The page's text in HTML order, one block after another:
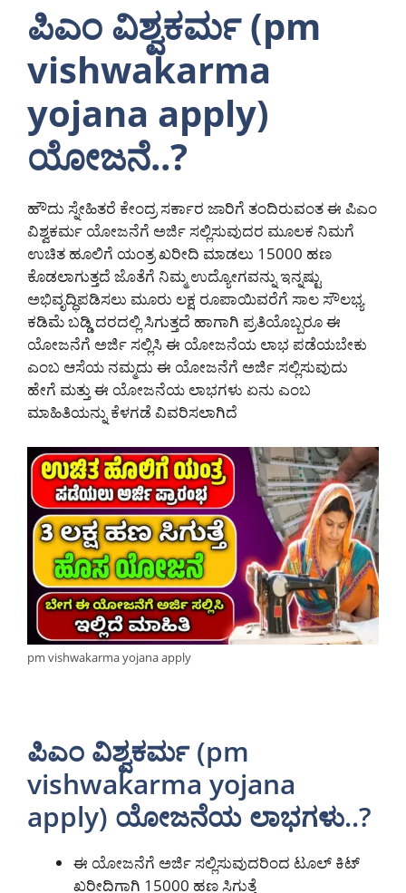
ಪಿಎಂ ವಿಶ್ವಕರ್ಮ (pm
vishwakarma
yojana apply)
ಯೋಜನೆ..?
ಹೌದು ಸ್ನೇಹಿತರೆ ಕೇಂದ್ರ ಸರ್ಕಾರ ಜಾರಿಗೆ ತಂದಿರುವಂತ ಈ ಪಿಎಂ
ವಿಶ್ವಕರ್ಮ ಯೋಜನೆಗೆ ಅರ್ಜಿ ಸಲ್ಲಿಸುವುದರ ಮೂಲಕ ನಿಮಗೆ
ಉಚಿತ ಹೂಲಿಗೆ ಯಂತ್ರ ಖರೀದಿ ಮಾಡಲು 15000 ಹಣ
ಕೊಡಲಾಗುತ್ತದೆ ಜೊತೆಗೆ ನಿಮ್ಮ ಉದ್ಯೋಗವನ್ನು ಇನ್ನಷ್ಟು
ಅಭಿವೃದ್ಧಿಪಡಿಸಲು ಮೂರು ಲಕ್ಷ ರೂಪಾಯಿವರೆಗೆ ಸಾಲ ಸೌಲಭ್ಯ
ಕಡಿಮೆ ಬಡ್ಡಿ ದರದಲ್ಲಿ ಸಿಗುತ್ತದೆ ಹಾಗಾಗಿ ಪ್ರತಿಯೊಬ್ಬರೂ ಈ
ಯೋಜನೆಗೆ ಅರ್ಜಿ ಸಲ್ಲಿಸಿ ಈ ಯೋಜನೆಯ ಲಾಭ ಪಡೆಯಬೇಕು
ಎಂಬ ಆಸೆಯ ನಮ್ಮದು ಈ ಯೋಜನೆಗೆ ಅರ್ಜಿ ಸಲ್ಲಿಸುವುದು
ಹೇಗೆ ಮತ್ತು ಈ ಯೋಜನೆಯ ಲಾಭಗಳು ಏನು ಎಂಬ
ಮಾಹಿತಿಯನ್ನು ಕೆಳಗಡೆ ವಿವರಿಸಲಾಗಿದೆ
pm vishwakarma yojana apply
ಪಿಎಂ ವಿಶ್ವಕರ್ಮ (pm
vishwakarma yojana
apply) ಯೋಜನೆಯ ಲಾಭಗಳು..?
ಈ ಯೋಜನೆಗೆ ಅರ್ಜಿ ಸಲ್ಲಿಸುವುದರಿಂದ ಟೂಲ್ ಕಿಟ್
ಖರೀದಿಗಾಗಿ 15000 ಹಣ ಸಿಗುತ್ತೆ